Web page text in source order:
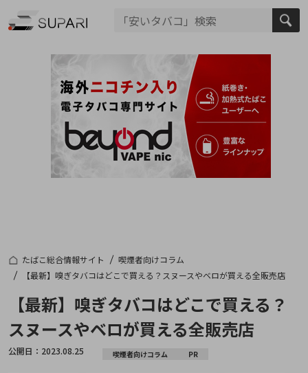
たばこ総合情報サイト
喫煙者向けコラム
【最新】嗅ぎタバコはどこで買える？スヌースやベロが買える全販売店
【最新】嗅ぎタバコはどこで買える？
スヌースやベロが買える全販売店
公開日： 2023.08.25 喫煙者向けコラム PR